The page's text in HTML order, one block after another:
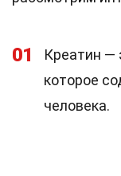
01
Креатин —
которое
человека.